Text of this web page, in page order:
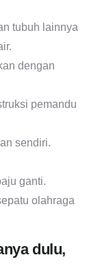
tubuh lainnya
dengan
pemandu
sendiri.
ganti.
olahraga
dulu,